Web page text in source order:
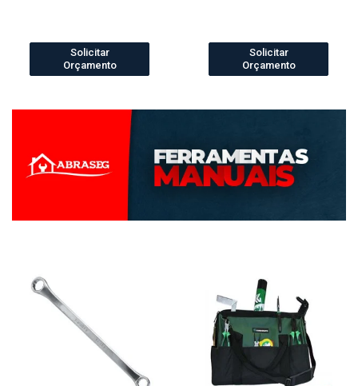
Solicitar
Orçamento
Solicitar
Orçamento